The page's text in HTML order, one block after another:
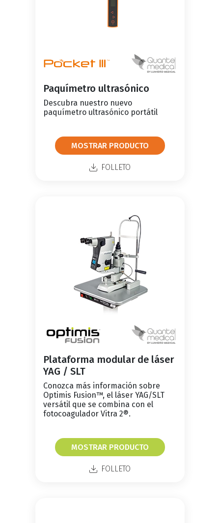
Paquímetro ultrasónico
Descubra nuestro nuevo
paquímetro ultrasónico portátil
MOSTRAR PRODUCTO
FOLLETO
Plataforma modular de láser
YAG / SLT
Conozca más información sobre
Optimis Fusion™, el láser YAG/SLT
versátil que se combina con el
fotocoagulador Vitra 2®.
MOSTRAR PRODUCTO
FOLLETO